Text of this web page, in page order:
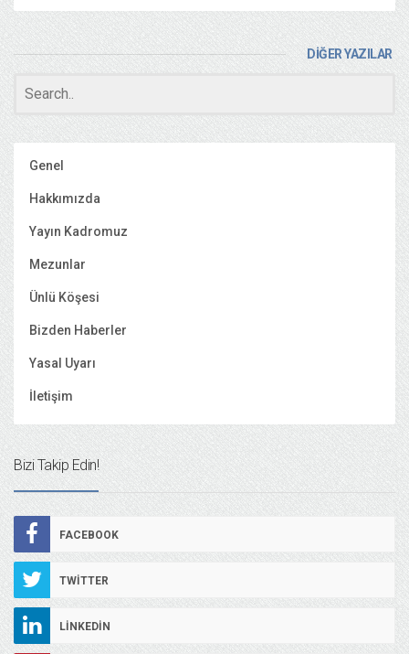
DİĞER YAZILAR
Genel
Hakkımızda
Yayın Kadromuz
Mezunlar
Ünlü Köşesi
Bizden Haberler
Yasal Uyarı
İletişim
Bizi Takip Edin!
FACEBOOK
TWITTER
LINKEDIN